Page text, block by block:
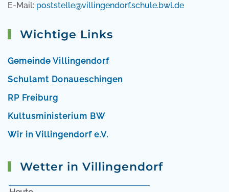
E-Mail: poststelle@villingendorf.schule.bwl.de
Wichtige Links
Gemeinde Villingendorf
Schulamt Donaueschingen
RP Freiburg
Kultusministerium BW
Wir in Villingendorf e.V.
Wetter in Villingendorf